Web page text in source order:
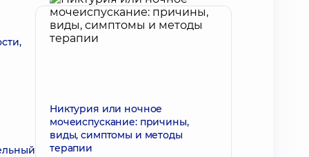
Никтурия или ночное
мочеиспускание: причины,
виды, симптомы и методы
терапии